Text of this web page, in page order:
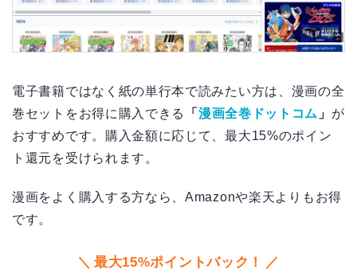
電子書籍ではなく紙の単行本で読みたい方は、漫画の全
巻セットをお得に購入できる
「 漫画全巻ドットコム 」 が
おすすめです。購入金額に応じて、最大15%のポイン
ト還元を受けられます。
漫画をよく購入する方なら、Amazonや楽天よりもお得
です。
最大15%ポイントバック！